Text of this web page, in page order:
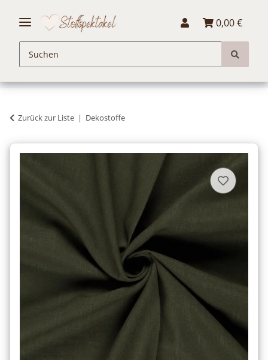
0,00 €
Zurück zur Liste Dekostoffe